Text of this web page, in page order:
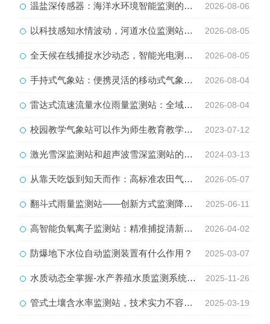
温盐深传感器：海洋水环境智能监测的核心感知设备 2026-08-06
以科技感知水情波动，河道水位监测站守护流域河道安全 2026-08-05
全天候在线捕捉水沙动态，智能光电测沙仪守护水域水沙安全 2026-08-05
手持式气象站：便携灵活的移动式气象监测智能设备 2026-08-04
雷达式流速流量水位雨量监测站：全域水文智慧监测一体化设备 2026-08-04
校园教学气象站可以作为师生教育教学的载体 2023-07-12
激光雪深监测站和超声波雪深监测站的区别在哪里？ 2024-03-13
从靠天吃饭到知天而作：高标准农田气象站的科技魅力 2026-05-07
翻斗式雨量监测站——创新方式监测降雨量数据 2025-06-11
高智能负氧离子监测站：精准捕捉清新，守护每一口健康呼吸 2026-04-02
防爆地下水位自动监测装置有什么作用？ 2025-03-07
水质动态全掌握-水产养殖水质监测系统助养殖 2025-11-26
管式土壤含水率监测站，技术实力不容小觑！ 2025-03-19